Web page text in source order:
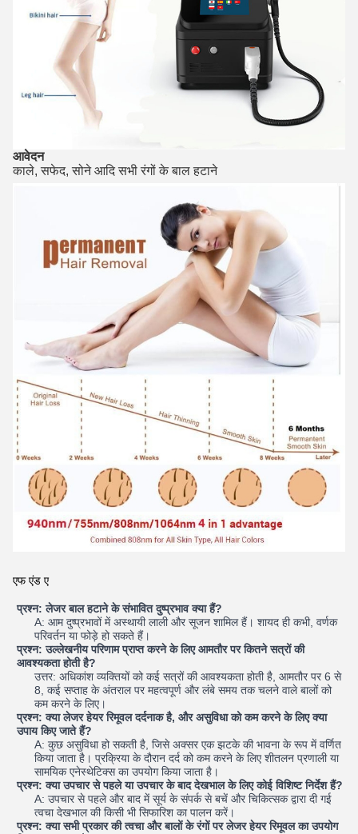
आवेदन
काले, सफेद, सोने आदि सभी रंगों के बाल हटाने
एफ एंड ए
प्रश्न: लेजर बाल हटाने के संभावित दुष्प्रभाव क्या हैं?
A: आम दुष्प्रभावों में अस्थायी लाली और सूजन शामिल हैं। शायद ही कभी, वर्णक
परिवर्तन या फोड़े हो सकते हैं।
प्रश्न: उल्लेखनीय परिणाम प्राप्त करने के लिए आमतौर पर कितने सत्रों की
आवश्यकता होती है?
उत्तर: अधिकांश व्यक्तियों को कई सत्रों की आवश्यकता होती है, आमतौर पर 6 से
8, कई सप्ताह के अंतराल पर महत्वपूर्ण और लंबे समय तक चलने वाले बालों को
कम करने के लिए।
प्रश्न: क्या लेजर हेयर रिमूवल दर्दनाक है, और असुविधा को कम करने के लिए क्या
उपाय किए जाते हैं?
A: कुछ असुविधा हो सकती है, जिसे अक्सर एक झटके की भावना के रूप में वर्णित
किया जाता है। प्रक्रिया के दौरान दर्द को कम करने के लिए शीतलन प्रणाली या
सामयिक एनेस्थेटिक्स का उपयोग किया जाता है।
प्रश्न: क्या उपचार से पहले या उपचार के बाद देखभाल के लिए कोई विशिष्ट निर्देश हैं?
A: उपचार से पहले और बाद में सूर्य के संपर्क से बचें और चिकित्सक द्वारा दी गई
त्वचा देखभाल की किसी भी सिफारिश का पालन करें।
प्रश्न: क्या सभी प्रकार की त्वचा और बालों के रंगों पर लेजर हेयर रिमूवल का उपयोग